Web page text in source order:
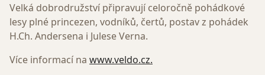
Velká dobrodružství připravují celoročně pohádkové
lesy plné princezen, vodníků, čertů, postav z pohádek
H.Ch. Andersena i Julese Verna.
Více informací na www.veldo.cz.